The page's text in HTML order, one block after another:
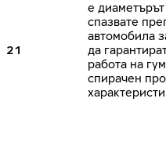
21
е
спазвате
автомобила
да
работа на
спирачен